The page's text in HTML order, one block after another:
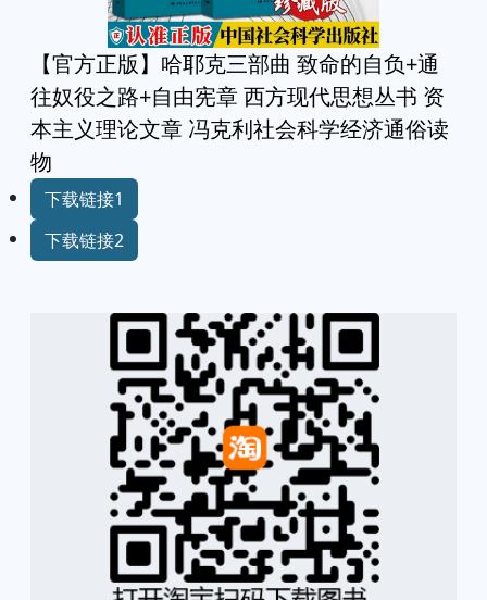
【官方正版】哈耶克三部曲 致命的自负+通
往奴役之路+自由宪章 西方现代思想丛书 资
本主义理论文章 冯克利社会科学经济通俗读
物
下载链接1
下载链接2